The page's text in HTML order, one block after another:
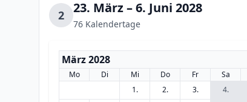
2 23. März – 6. Juni 2028
76 Kalendertage
März 2028
Mo Di Mi Do Fr Sa
1.
2. 3. 4.